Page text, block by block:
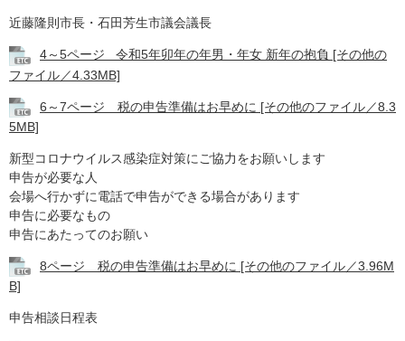
近藤隆則市長・石田芳生市議会議長
4～5ページ 令和5年卯年の年男・年女 新年の抱負 [その他の
ファイル／4.33MB]
6～7ページ 税の申告準備はお早めに [その他のファイル／8.3
5MB]
新型コロナウイルス感染症対策にご協力をお願いします
申告が必要な人
会場へ行かずに電話で申告ができる場合があります
申告に必要なもの
申告にあたってのお願い
8ページ 税の申告準備はお早めに [その他のファイル／3.96M
B]
申告相談日程表